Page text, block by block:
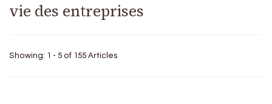
vie des entreprises
Showing: 1 - 5 of 155 Articles